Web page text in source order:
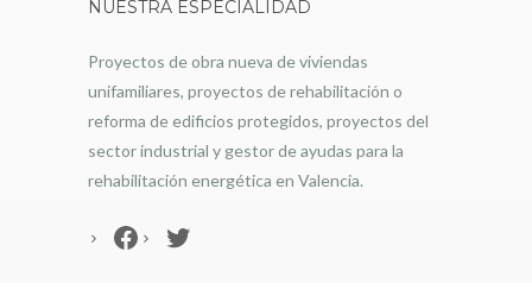
NUESTRA ESPECIALIDAD
Proyectos de obra nueva de viviendas
unifamiliares, proyectos de rehabilitación o
reforma de edificios protegidos, proyectos del
sector industrial y gestor de ayudas para la
rehabilitación energética en Valencia.
Facebook
Twitter